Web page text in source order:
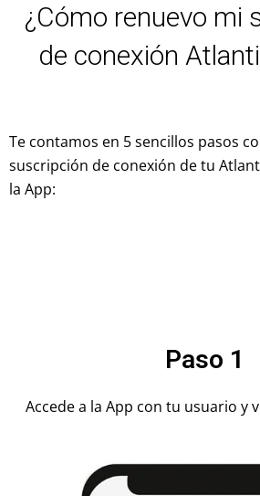
¿Cómo renuevo mi
de conexión
Te contamos en 5 sencillos pasos
suscripción de conexión de tu
la App:
Paso 1
Accede a la App con tu usuario y